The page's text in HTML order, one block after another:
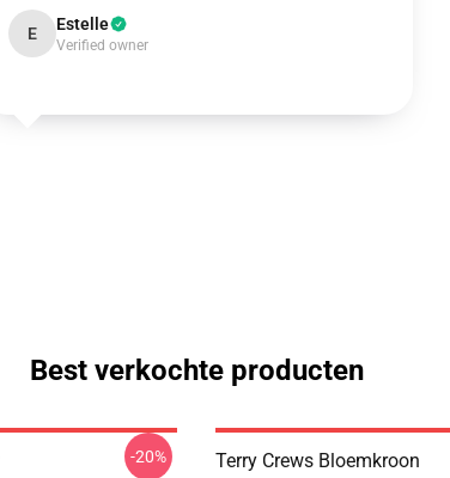
E Estelle
Verified owner
Best verkochte producten
-20% Terry Crews Bloemkroon